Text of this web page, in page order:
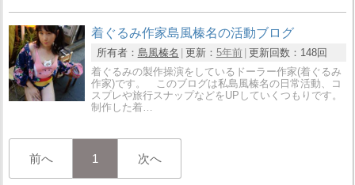
着ぐるみ作家島風榛名の活動ブログ
所有者： 島風榛名 更新： 5年前 更新回数： 148回
着ぐるみの製作操演をしているドーラー作家(着ぐるみ
作家)です。 このブログは私島風榛名の日常活動、コ
スプレや旅行スナップなどをUPしていくつもりです。
制作した着…
前へ 1 次へ